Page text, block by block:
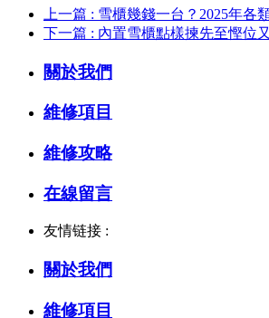
上一篇 : 雪櫃幾錢一台？2025年各
下一篇 : 內置雪櫃點樣揀先至慳位
關於我們
維修項目
維修攻略
在線留言
友情链接 :
關於我們
維修項目